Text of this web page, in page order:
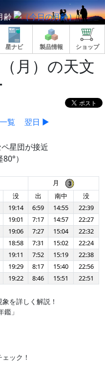
齢
星ナビ 製品情報 ショップ
月）の天文
覧 翌日 ▶
星団が接近
）
月
没 出 南中
没
19:14 6:59 14:55
22:39
19:01 7:17 14:57
22:27
19:06 7:27 15:04
22:32
18:58 7:31 15:02
22:24
19:11 7:52 15:19
22:38
19:29 8:17 15:40
22:56
19:22 8:46 15:51 22:51
を詳しく解説！
」
ック！